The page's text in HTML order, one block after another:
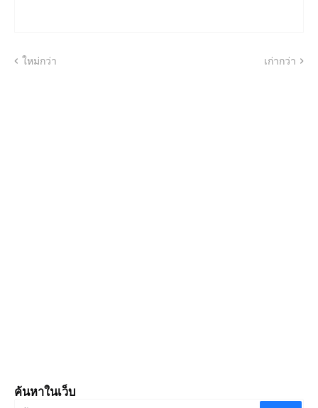
ใหม่กว่า เก่ากว่า
ค้นหาในเว็บ